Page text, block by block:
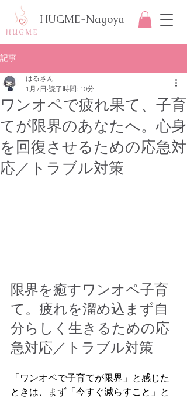
HUGME-Nagoya
記事
ワンオペで疲れ果て、子育
てが限界のあなたへ。心身
を回復させるための応急対
応／トラブル対策
はるさん
1月7日 読了時間: 10分
限界を癒すワンオペ子育
て。疲れを溜め込まず自
分らしく生きるための応
急対応／トラブル対策
「ワンオペで子育てが限界」と感じた
ときは、まず「今すぐ減らすこと」と